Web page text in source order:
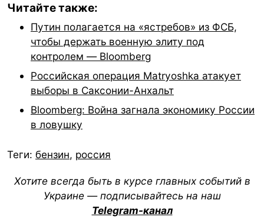
Читайте также:
Путин полагается на «ястребов» из ФСБ,
чтобы держать военную элиту под
контролем — Bloomberg
Российская операция Matryoshka атакует
выборы в Саксонии-Анхальт
Bloomberg: Война загнала экономику России
в ловушку
Теги: бензин, россия
Хотите всегда быть в курсе главных событий в
Украине — подписывайтесь на наш
Telegram-канал